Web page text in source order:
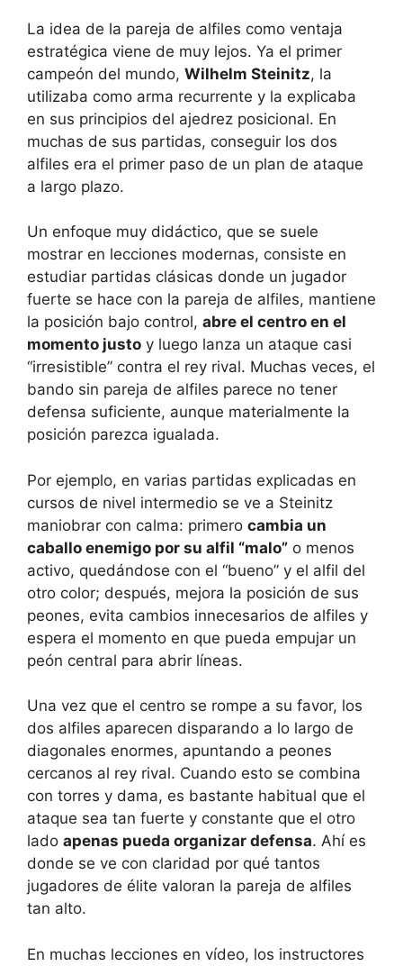
La idea de la pareja de alfiles como ventaja
estratégica viene de muy lejos. Ya el primer
campeón del mundo, Wilhelm Steinitz, la
utilizaba como arma recurrente y la explicaba
en sus principios del ajedrez posicional. En
muchas de sus partidas, conseguir los dos
alfiles era el primer paso de un plan de ataque
a largo plazo.
Un enfoque muy didáctico, que se suele
mostrar en lecciones modernas, consiste en
estudiar partidas clásicas donde un jugador
fuerte se hace con la pareja de alfiles, mantiene
la posición bajo control, abre el centro en el
momento justo y luego lanza un ataque casi
“irresistible” contra el rey rival. Muchas veces, el
bando sin pareja de alfiles parece no tener
defensa suficiente, aunque materialmente la
posición parezca igualada.
Por ejemplo, en varias partidas explicadas en
cursos de nivel intermedio se ve a Steinitz
maniobrar con calma: primero cambia un
caballo enemigo por su alfil “malo” o menos
activo, quedándose con el “bueno” y el alfil del
otro color; después, mejora la posición de sus
peones, evita cambios innecesarios de alfiles y
espera el momento en que pueda empujar un
peón central para abrir líneas.
Una vez que el centro se rompe a su favor, los
dos alfiles aparecen disparando a lo largo de
diagonales enormes, apuntando a peones
cercanos al rey rival. Cuando esto se combina
con torres y dama, es bastante habitual que el
ataque sea tan fuerte y constante que el otro
lado apenas pueda organizar defensa. Ahí es
donde se ve con claridad por qué tantos
jugadores de élite valoran la pareja de alfiles
tan alto.
En muchas lecciones en vídeo, los instructores